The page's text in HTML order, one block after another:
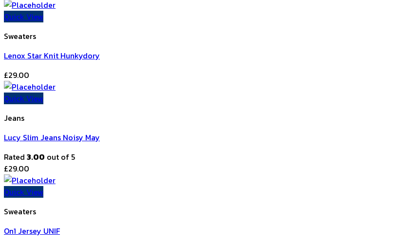
Quick View
Sweaters
Lenox Star Knit Hunkydory
£29.00
Quick View
Jeans
Lucy Slim Jeans Noisy May
Rated 3.00 out of 5
£29.00
Quick View
Sweaters
On1 Jersey UNIF